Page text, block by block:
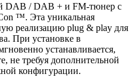
DAB / DAB + и FM-тюнер с
™. Эта уникальная
реализацию plug & play для
При установке в
устанавливается,
не требуя дополнительной
конфигурации.